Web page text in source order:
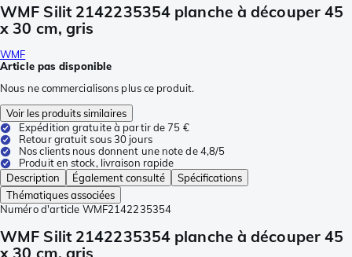
WMF Silit 2142235354 planche à découper 45
x 30 cm, gris
WMF
Article pas disponible
Nous ne commercialisons plus ce produit.
Voir les produits similaires
Expédition gratuite à partir de 75 €
Retour gratuit sous 30 jours
Nos clients nous donnent une note de 4,8/5
Produit en stock, livraison rapide
Description
Également consulté
Spécifications
Thématiques associées
Numéro d'article WMF2142235354
WMF Silit 2142235354 planche à découper 45
x 30 cm, gris